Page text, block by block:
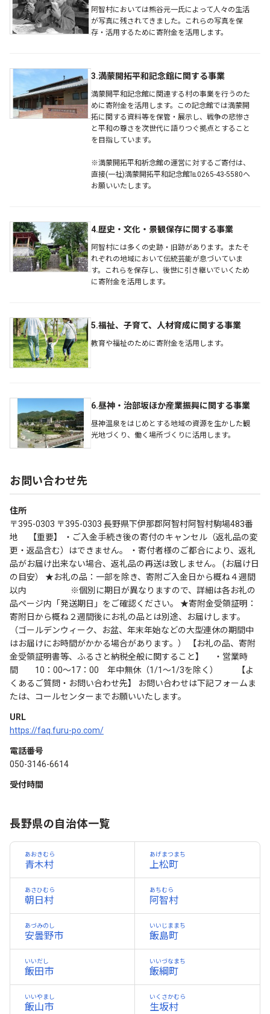
阿智村においては熊谷元一氏によって人々の生活
が写真に残されてきました。これらの写真を保
存・活用するために寄附金を活用します。
3.満蒙開拓平和記念館に関する事業
満蒙開平和記念館に関連する村の事業を行うのた
めに寄附金を活用します。この記念館では満蒙開
拓に関する資料等を保管・展示し、戦争の悲惨さ
と平和の尊さを次世代に語りつぐ拠点とすること
を目指しています。
※満蒙開拓平和祈念館の運営に対するご寄付は、
直接(一社)満蒙開拓平和記念館℡0265-43-5580へ
お願いいたします。
4.歴史・文化・景観保存に関する事業
阿智村には多くの史跡・旧跡があります。またそ
れぞれの地域において伝統芸能が息づいていま
す。これらを保存し、後世に引き継いでいくため
に寄附金を活用します。
5.福祉、子育て、人材育成に関する事業
教育や福祉のために寄附金を活用します。
6.昼神・治部坂ほか産業振興に関する事業
昼神温泉をはじめとする地域の資源を生かした観
光地づくり、働く場所づくりに活用します。
お問い合わせ先
住所
〒395-0303 〒395-0303 長野県下伊那郡阿智村阿智村駒場483番
地 【重要】 ・ご入金手続き後の寄付のキャンセル（返礼品の変
更・返品含む）はできません。 ・寄付者様のご都合により、返礼
品がお届け出来ない場合、返礼品の再送は致しません。 (お届け日
の目安） ★お礼の品：一部を除き、寄附ご入金日から概ね４週間
以内 ※個別に期日が異なりますので、詳細は各お礼の
品ページ内「発送期日」をご確認ください。 ★寄附金受領証明：
寄附日から概ね２週間後にお礼の品とは別途、お届けします。
（ゴールデンウィーク、お盆、年末年始などの大型連休の期間中
はお届けにお時間がかかる場合があります。） 【お礼の品、寄附
金受領証明書等、ふるさと納税全般に関すること】 ・営業時
間 10：00～17：00 年中無休（1/1～1/3を除く） 【よ
くあるご質問・お問い合わせ先】 お問い合わせは下記フォームま
たは、コールセンターまでお願いいたします。
URL
https://faq.furu-po.com/
電話番号
050-3146-6614
受付時間
長野県の自治体一覧
青木村
あおきむら
上松町
あげまつまち
朝日村
あさひむら
阿智村
あちむら
安曇野市
あづみのし
飯島町
いいじままち
飯田市
いいだし
飯綱町
いいづなまち
飯山市
いいやまし
生坂村
いくさかむら